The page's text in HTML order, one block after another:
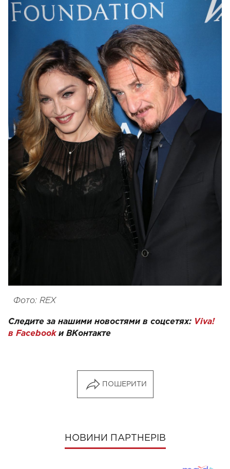
Фото: REX
Следите за нашими новостями в соцсетях: Viva!
в Facebookи ВКонтакте
ПОШЕРИТИ
НОВИНИ ПАРТНЕРІВ